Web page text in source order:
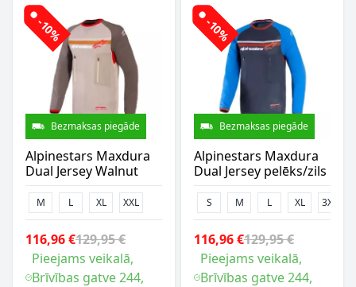
-10%
Bezmaksas piegāde
Alpinestars Maxdura
Dual Jersey Walnut
M L XL XXL
116,96 €129,95 €
Pieejams veikalā,
Brīvības gatve 244,
-10%
Bezmaksas piegāde
Alpinestars Maxdura
Dual Jersey pelēks/zils
S M L XL 3XL
116,96 €129,95 €
Pieejams veikalā,
Brīvības gatve 244,